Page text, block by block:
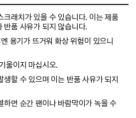
크래치가 있을 수 있습니다. 이는 제품
반품 사유가 되지 않습니다.
용기가 뜨거워 화상 위험이 있으니
울이지 마십시오.
생할 수 있으며 이는 반품 사유가 되지
하면 순간 팬이나 바람막이가 녹을 수